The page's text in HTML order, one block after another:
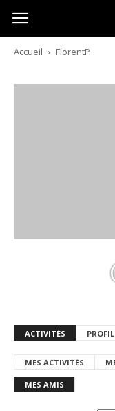
Australia-
australie.com
Accueil FlorentP
ACTIVITÉS PROFIL
MES ACTIVITÉS
MES AMIS